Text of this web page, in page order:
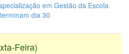
em Gestão da Escola
dia 30
Feira)